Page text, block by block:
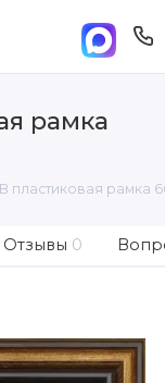
рамка
B пластиковая рамка
Отзывы 0